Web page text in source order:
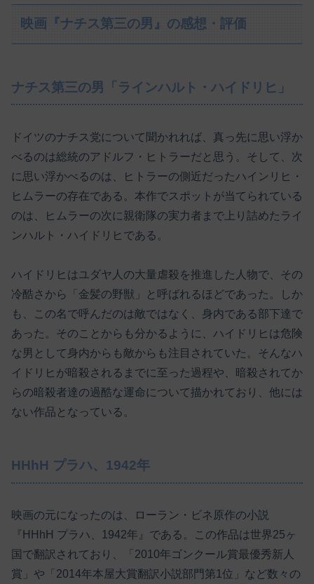
映画『ナチス第三の男』の感想・評価
ナチス第三の男「ラインハルト・ハイドリヒ」
ドイツのナチス党について聞かれれば、真っ先に思い浮か
べるのは総統のアドルフ・ヒトラーだと思う。そして、次
に思い浮かべるのは、ヒトラーの側近だったハインリヒ・
ヒムラーの存在である。本作でスポットが当てられている
のは、ヒムラーの次に親衛隊の実力者まで上り詰めたライ
ンハルト・ハイドリヒである。
ハイドリヒはユダヤ人の大量虐殺を推進した人物で、その
冷酷さから「金髪の野獣」と呼ばれるほどであった。しか
も、この名で呼んだのは敵ではなく、身内である部下達で
あった。そのことからも分かるように、ハイドリヒは危険
な男として身内からも敵からも注目されていた。そんなハ
イドリヒが暗殺されるまでに至った過程や、暗殺されてか
らの暗殺者達の過酷な運命について描かれており、他には
ない作品となっている。
HHhH プラハ、1942年
映画の元になったのは、ローラン・ビネ原作の小説
『HHhH プラハ、1942年』である。この作品は世界25ヶ
国で翻訳されており、「2010年ゴンクール賞最優秀新人
賞」や「2014年本屋大賞翻訳小説部門第1位」など数々の